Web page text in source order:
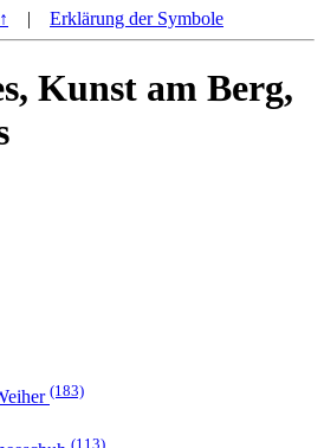
| Erklärung der Symbole
Kunst am Berg,
(183)
(113)